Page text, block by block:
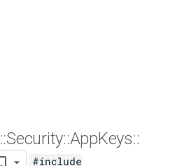
::Security::AppKeys::
#include